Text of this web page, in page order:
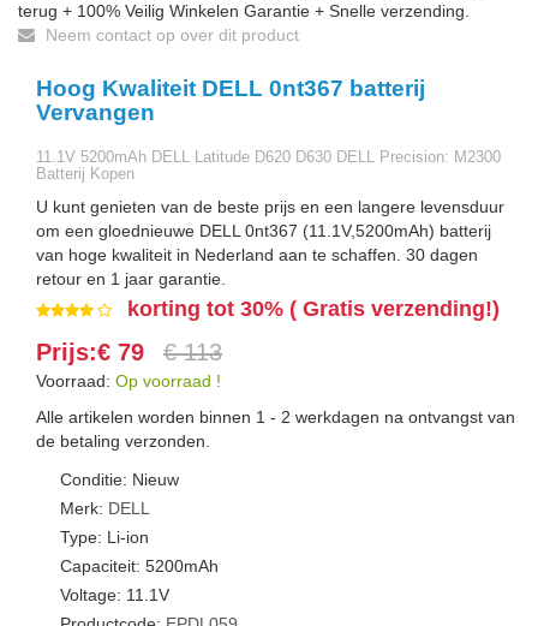
terug + 100% Veilig Winkelen Garantie + Snelle verzending.
Neem contact op over dit product
Hoog Kwaliteit DELL 0nt367 batterij
Vervangen
11.1V 5200mAh DELL Latitude D620 D630 DELL Precision: M2300
Batterij Kopen
U kunt genieten van de beste prijs en een langere levensduur
om een gloednieuwe DELL 0nt367 (11.1V,5200mAh) batterij
van hoge kwaliteit in Nederland aan te schaffen. 30 dagen
retour en 1 jaar garantie.
korting tot 30% ( Gratis verzending!)
Prijs:€ 79 € 113
Voorraad: Op voorraad !
Alle artikelen worden binnen 1 - 2 werkdagen na ontvangst van
de betaling verzonden.
Conditie: Nieuw
Merk: DELL
Type: Li-ion
Capaciteit: 5200mAh
Voltage: 11.1V